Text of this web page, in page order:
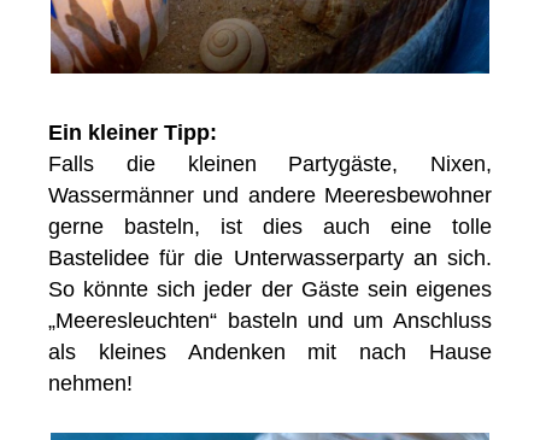
Ein kleiner Tipp:
Falls die kleinen Partygäste, Nixen,
Wassermänner und andere Meeresbewohner
gerne basteln, ist dies auch eine tolle
Bastelidee für die Unterwasserparty an sich.
So könnte sich jeder der Gäste sein eigenes
„Meeresleuchten“ basteln und um Anschluss
als kleines Andenken mit nach Hause
nehmen!